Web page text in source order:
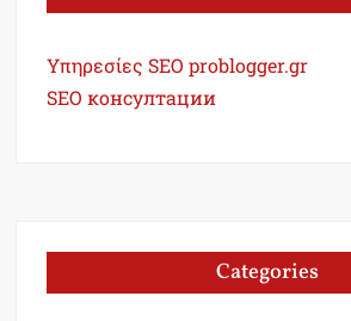
Υπηρεσίες SEO problogger.gr
SEO консултации
Categories